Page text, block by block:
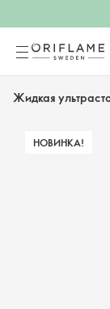
Жидкая
НОВИНКА!